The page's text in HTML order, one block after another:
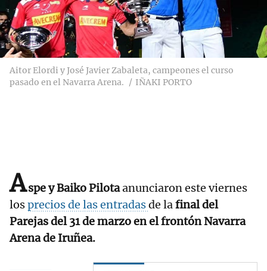
Aitor Elordi y José Javier Zabaleta, campeones el curso
pasado en el Navarra Arena.
IÑAKI PORTO
Aspe y Baiko Pilotaanunciaron este viernes
losprecios de las entradasde lafinal del
Parejas del 31 de marzo en el frontón Navarra
Arena de Iruñea.